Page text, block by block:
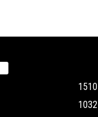
1510
1032